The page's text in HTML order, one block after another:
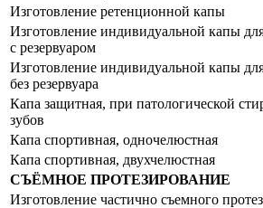
Изготовление ретенционной капы
Изготовление индивидуальной капы
с резервуаром
Изготовление индивидуальной капы
без резервуара
Капа защитная, при патологической
зубов
Капа спортивная, одночелюстная
Капа спортивная, двухчелюстная
СЪЁМНОЕ ПРОТЕЗИРОВАНИЕ
Изготовление частично съемного